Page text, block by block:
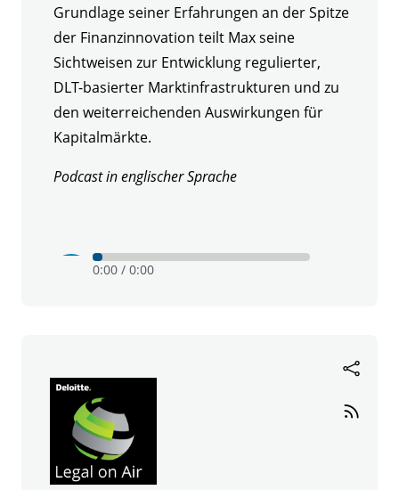
Grundlage seiner Erfahrungen an der Spitze
der Finanzinnovation teilt Max seine
Sichtweisen zur Entwicklung regulierter,
DLT-basierter Marktinfrastrukturen und zu
den weiterreichenden Auswirkungen für
Kapitalmärkte.
Podcast in englischer Sprache
0:00 / 0:00